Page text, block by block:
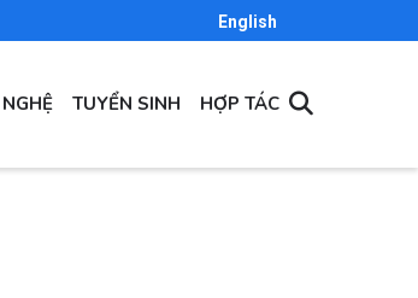
English
TUYỂN SINH HỢP TÁC